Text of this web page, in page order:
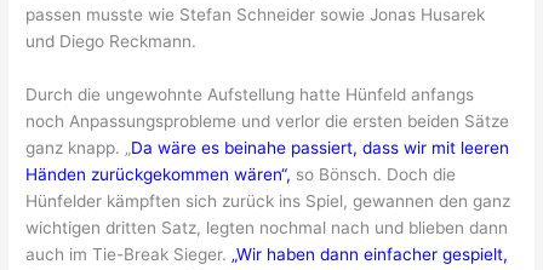
passen musste wie Stefan Schneider sowie Jonas Husarek
und Diego Reckmann.
Durch die ungewohnte Aufstellung hatte Hünfeld anfangs
noch Anpassungsprobleme und verlor die ersten beiden Sätze
ganz knapp. „ Da wäre es beinahe passiert, dass wir mit leeren
Händen zurückgekommen wären“, so Bönsch. Doch die
Hünfelder kämpften sich zurück ins Spiel, gewannen den ganz
wichtigen dritten Satz, legten nochmal nach und blieben dann
auch im Tie-Break Sieger. „Wir haben dann einfacher gespielt,